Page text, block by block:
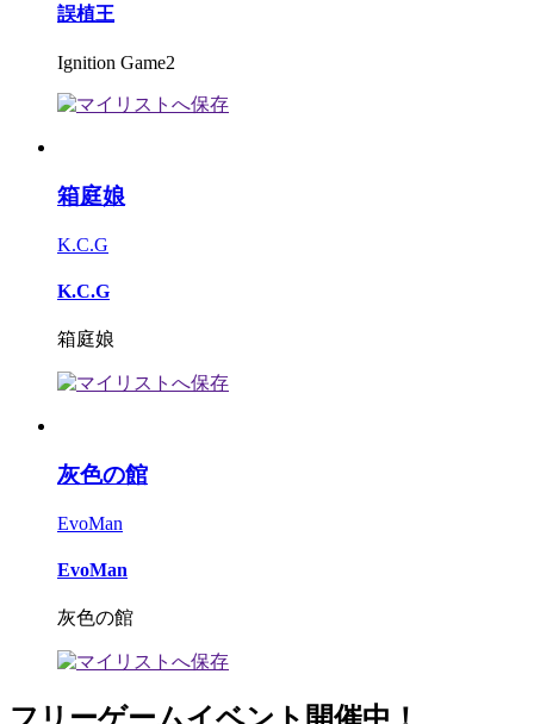
誤植王
Ignition Game2
箱庭娘
K.C.G
K.C.G
箱庭娘
灰色の館
EvoMan
EvoMan
灰色の館